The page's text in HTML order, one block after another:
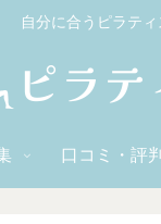
自分に合うピラテ
口コミ・評判